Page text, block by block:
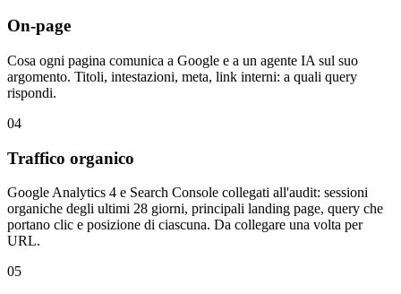
On-page
Cosa ogni pagina comunica a Google e a un agente IA sul suo
argomento. Titoli, intestazioni, meta, link interni: a quali query
rispondi.
04
Traffico organico
Google Analytics 4 e Search Console collegati all'audit: sessioni
organiche degli ultimi 28 giorni, principali landing page, query che
portano clic e posizione di ciascuna. Da collegare una volta per
URL.
05